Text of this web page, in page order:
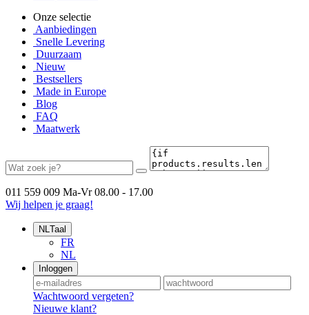
Onze selectie
Aanbiedingen
Snelle Levering
Duurzaam
Nieuw
Bestsellers
Made in Europe
Blog
FAQ
Maatwerk
011 559 009 Ma-Vr 08.00 - 17.00
Wij helpen je graag!
NLTaal
FR
NL
Inloggen
Wachtwoord vergeten?
Nieuwe klant?